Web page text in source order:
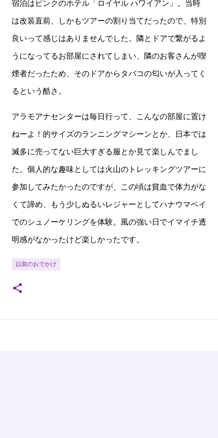
宿泊はピンクのホテル「ロイヤル ハワイアン」。当時
は改装直前、しかもツアーの割り当てだったので、特別
良いって感じはありませんでした。隣とドアで繋がるよ
うになってるお部屋にされてしまい、隣のお客さんが喫
煙者だったため、そのドアからタバコの匂いが入ってく
るという酷さ。
アラモアナセンターは毎日行って、こんなの部屋に置け
ねーよ！的サイズのランニングマシーンとか、日本では
滅多に売ってない巨大すぎる服とか見て楽しんでまし
た。個人的な趣味としては火山のトレッキングツアーに
参加してみたかったのですが、この頃は貧血で体力がな
くて諦め、もう少しぬるいレジャーとしてハナウマベイ
でのシュノーケリングを体験。風の強い日でイマイチ透
明感がなかったけど楽しかったです。
以前のおでかけ